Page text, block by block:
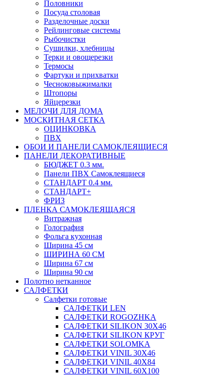
Половники
Посуда столовая
Разделочные доски
Рейлинговые системы
Рыбочистки
Сушилки, хлебницы
Терки и овощерезки
Термосы
Фартуки и прихватки
Чесноковыжималки
Штопоры
Яйцерезки
МЕЛОЧИ ДЛЯ ДОМА
МОСКИТНАЯ СЕТКА
ОЦИНКОВКА
ПВХ
ОБОИ И ПАНЕЛИ САМОКЛЕЯЩИЕСЯ
ПАНЕЛИ ДЕКОРАТИВНЫЕ
БЮДЖЕТ 0.3 мм.
Панели ПВХ Самоклеящиеся
СТАНДАРТ 0.4 мм.
СТАНДАРТ+
ФРИЗ
ПЛЕНКА САМОКЛЕЯЩАЯСЯ
Витражная
Голография
Фольга кухонная
Ширина 45 см
ШИРИНА 60 СМ
Ширина 67 см
Ширина 90 см
Полотно нетканное
САЛФЕТКИ
Салфетки готовые
САЛФЕТКИ LEN
САЛФЕТКИ ROGOZHKA
САЛФЕТКИ SILIKON 30Х46
САЛФЕТКИ SILIKON КРУГ
САЛФЕТКИ SOLOMKA
САЛФЕТКИ VINIL 30Х46
САЛФЕТКИ VINIL 40Х84
САЛФЕТКИ VINIL 60Х100